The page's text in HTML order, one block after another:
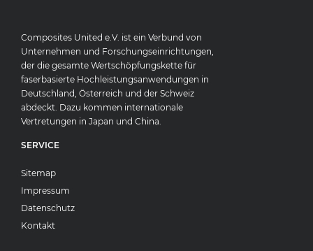
Composites United e.V. ist ein Verbund von
Unternehmen und Forschungseinrichtungen,
der die gesamte Wertschöpfungskette für
faserbasierte Hochleistungsanwendungen in
Deutschland, Österreich und der Schweiz
abdeckt. Dazu kommen internationale
Vertretungen in Japan und China.
SERVICE
Sitemap
Impressum
Datenschutz
Kontakt